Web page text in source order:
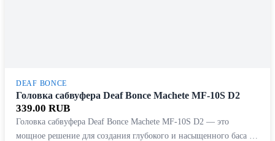
DEAF BONCE
Головка сабвуфера Deaf Bonce Machete MF-10S D2
339.00 RUB
Головка сабвуфера Deaf Bonce Machete MF-10S D2 — это
мощное решение для создания глубокого и насыщенного баса …